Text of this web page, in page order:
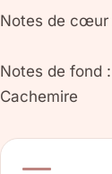
Notes de cœur
Notes de fond
Cachemire